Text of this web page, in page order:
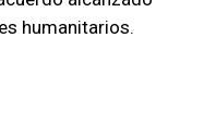
humanitarios.